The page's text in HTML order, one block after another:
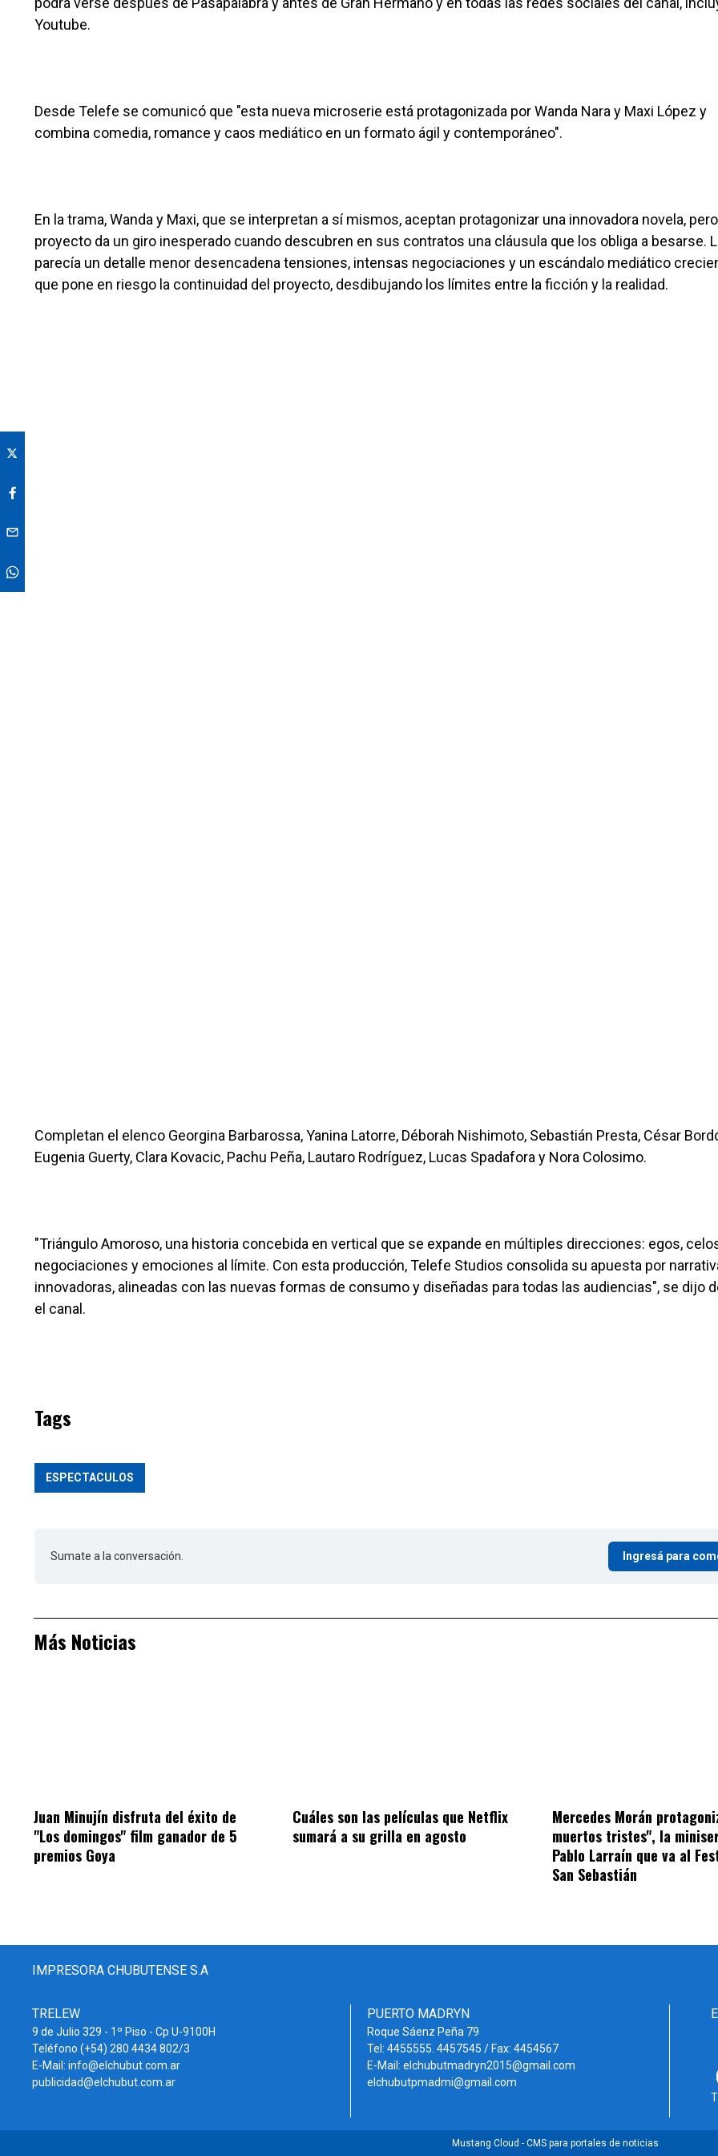
Youtube.
Desde Telefe se comunicó que "esta nueva microserie está protagonizada por Wanda Nara y Maxi López y
combina comedia, romance y caos mediático en un formato ágil y contemporáneo".
En la trama, Wanda y Maxi, que se interpretan a sí mismos, aceptan protagonizar una innovadora novela, pero
proyecto da un giro inesperado cuando descubren en sus contratos una cláusula que los obliga a besarse.
parecía un detalle menor desencadena tensiones, intensas negociaciones y un escándalo mediático
que pone en riesgo la continuidad del proyecto, desdibujando los límites entre la ficción y la realidad.
Completan el elenco Georgina Barbarossa, Yanina Latorre, Déborah Nishimoto, Sebastián Presta, César
Eugenia Guerty, Clara Kovacic, Pachu Peña, Lautaro Rodríguez, Lucas Spadafora y Nora Colosimo.
"Triángulo Amoroso, una historia concebida en vertical que se expande en múltiples direcciones: egos,
negociaciones y emociones al límite. Con esta producción, Telefe Studios consolida su apuesta por
innovadoras, alineadas con las nuevas formas de consumo y diseñadas para todas las audiencias", se dijo
el canal.
Tags
ESPECTACULOS
Sumate a la conversación. Ingresá para
Más Noticias
Juan Minujín disfruta del éxito de
"Los domingos" film ganador de 5
premios Goya
Cuáles son las películas que Netflix
sumará a su grilla en agosto
Mercedes Morán
muertos tristes", la
Pablo Larraín que va al
San Sebastián
IMPRESORA CHUBUTENSE S.A
TRELEW
9 de Julio 329 - 1º Piso - Cp U-9100H
Teléfono (+54) 280 4434 802/3
E-Mail: info@elchubut.com.ar
publicidad@elchubut.com.ar
PUERTO MADRYN
Roque Sáenz Peña 79
Tel: 4455555. 4457545 / Fax: 4454567
E-Mail: elchubutmadryn2015@gmail.com
elchubutpmadmi@gmail.com
Mustang Cloud - CMS para portales de noticias